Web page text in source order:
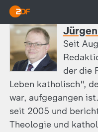
Seit
der die
Leben katholisch",
war, aufgegangen
seit 2005 und
Theologie und